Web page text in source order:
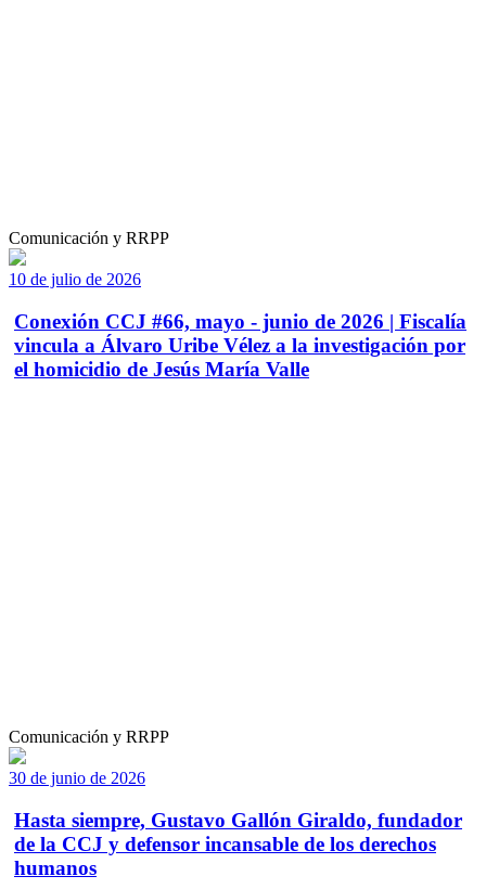
Comunicación y RRPP
10 de julio de 2026
Conexión CCJ #66, mayo - junio de 2026 | Fiscalía
vincula a Álvaro Uribe Vélez a la investigación por
el homicidio de Jesús María Valle
Comunicación y RRPP
30 de junio de 2026
Hasta siempre, Gustavo Gallón Giraldo, fundador
de la CCJ y defensor incansable de los derechos
humanos